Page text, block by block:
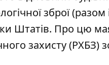
зброї
Штатів. Про цю
захисту (РХБЗ)